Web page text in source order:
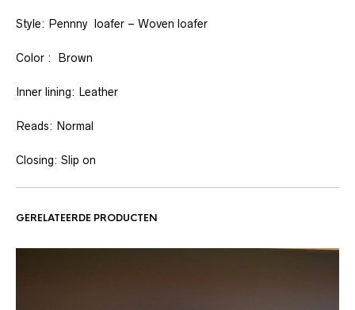
Style: Pennny loafer – Woven loafer
Color : Brown
Inner lining: Leather
Reads: Normal
Closing: Slip on
GERELATEERDE PRODUCTEN